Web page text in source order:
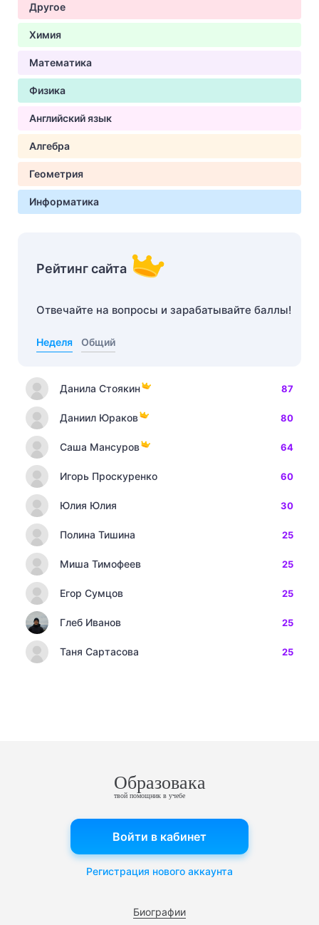
Другое
Химия
Математика
Физика
Английский язык
Алгебра
Геометрия
Информатика
Рейтинг сайта
Отвечайте на вопросы и зарабатывайте баллы!
Неделя Общий
Данила Стоякин 87
Даниил Юраков 80
Саша Мансуров 64
Игорь Проскуренко 60
Юлия Юлия 30
Полина Тишина 25
Миша Тимофеев 25
Егор Сумцов 25
Глеб Иванов 25
Таня Сартасова 25
Образовака
твой помощник в учебе
Биографии
Войти в кабинет
Регистрация нового аккаунта